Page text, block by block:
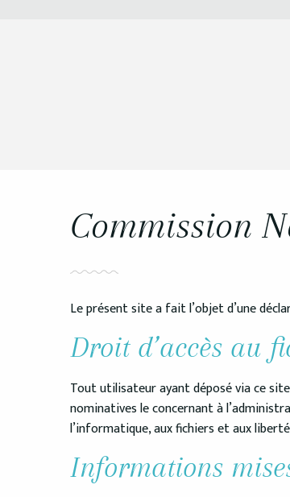
Commission
Le présent site a fait l’objet d’une
Droit d’accès au
Tout utilisateur ayant déposé via ce
nominatives le concernant à
l’informatique, aux fichiers et aux
Informations